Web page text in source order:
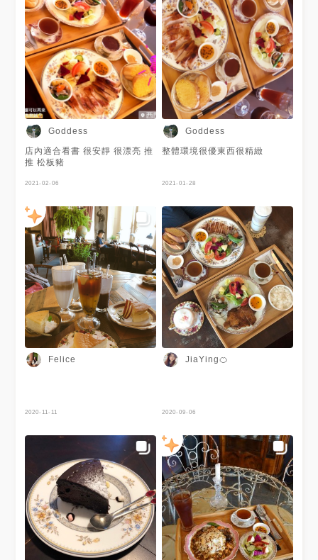
Goddess
店內適合看書 很安靜 很漂亮 推
推 松板豬
2021-02-06
Goddess
整體環境很優東西很精緻
2021-01-28
Felice
2020-11-11
JiaYing🍊
2020-09-06